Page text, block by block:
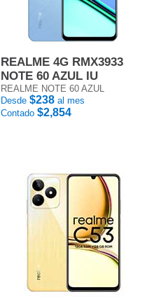
REALME 4G RMX3933
NOTE 60 AZUL IU
REALME NOTE 60 AZUL
Desde $238 al mes
Contado $2,854